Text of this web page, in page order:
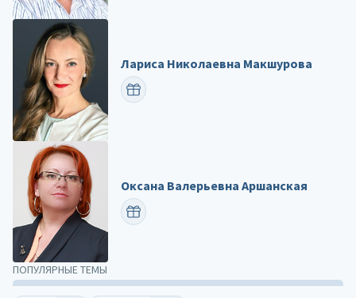
ПОПУЛЯРНЫЕ ТЕМЫ
Лариса Николаевна Макшурова
ПОЗДРАВИТЬ
Оксана Валерьевна Аршанская
ПОЗДРАВИТЬ